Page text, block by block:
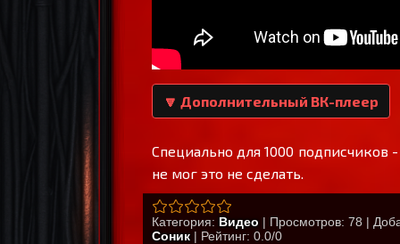
🔽 Дополнительный ВК-плеер
Специально для 1000 подписчиков
не мог это не сделать.
Категория: Видео | Просмотров: 78 |
Соник | Рейтинг: 0.0/0